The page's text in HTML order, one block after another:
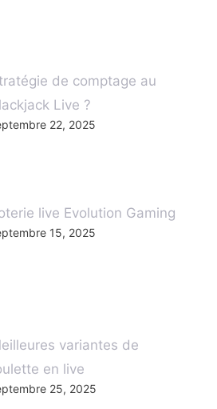
de comptage au
Live ?
22, 2025
live Evolution Gaming
15, 2025
variantes de
en live
25, 2025